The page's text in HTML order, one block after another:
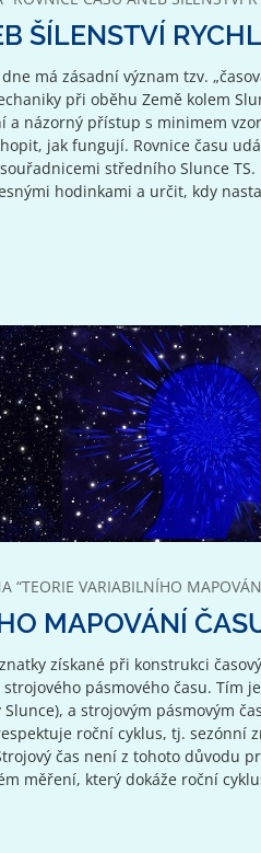
ŠÍLENSTVÍ
má zásadní význam tzv.
při oběhu Země kolem
názorný přístup s minimem
jak fungují. Rovnice času
středního Slunce
hodinkami a určit, kdy
“TEORIE VARIABILNÍHO
MAPOVÁNÍ
získané při konstrukci
pásmového času. Tím
a strojovým pásmovým
roční cyklus, tj. sezónní
čas není z tohoto důvodu
měření, který dokáže roční